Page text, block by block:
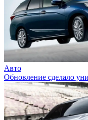
Авто
Обновление сделало